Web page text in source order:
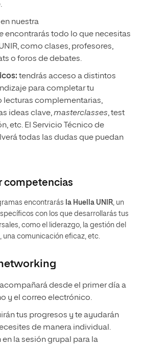
en nuestra
encontrarás todo lo que necesitas
como clases, profesores,
o foros de debates.
tendrás acceso a distintos
para completar tu
lecturas complementarias,
ideas clave,masterclasses, test
etc. El Servicio Técnico de
todas las dudas que puedan
competencias
encontrarás la Huella UNIR, un
con los que desarrollarás tus
como el liderazgo, la gestión del
comunicación eficaz, etc.
acompañará desde el primer día a
y el correo electrónico.
tus progresos y te ayudarán
de manera individual.
en la sesión grupal para la